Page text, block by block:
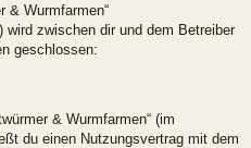
& Wurmfarmen“
wird zwischen dir und dem Betreiber
geschlossen:
& Wurmfarmen“ (im
du einen Nutzungsvertrag mit dem